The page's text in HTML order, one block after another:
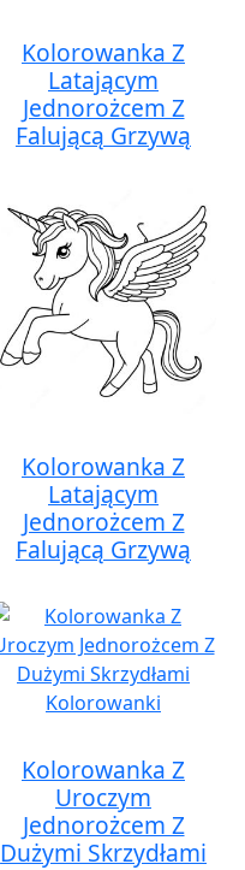
Kolorowanka Z
Latającym
Jednorożcem Z
Falującą Grzywą
Kolorowanka Z
Latającym
Jednorożcem Z
Falującą Grzywą
Kolorowanka Z
Uroczym
Jednorożcem Z
Dużymi Skrzydłami